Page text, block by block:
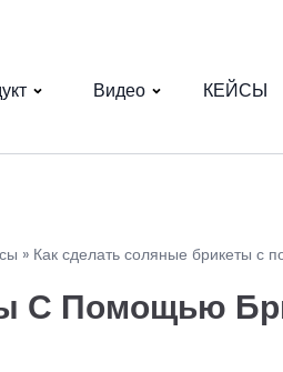
Видео КЕЙСЫ
» Как сделать соляные брикеты
С Помощью